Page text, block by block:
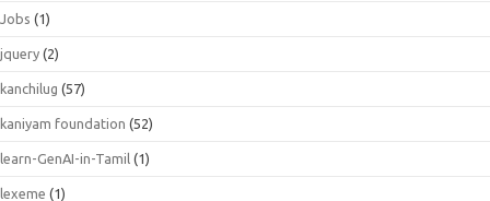
Jobs (1)
jquery (2)
kanchilug (57)
kaniyam foundation (52)
learn-GenAI-in-Tamil (1)
lexeme (1)